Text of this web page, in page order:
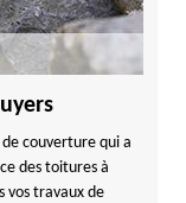
de couverture qui a
des toitures à
vos travaux de